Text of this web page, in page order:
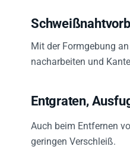
Mit der Formgebung
nacharbeiten und
Entgraten,
Auch beim Entfernen
geringen Verschleiß.